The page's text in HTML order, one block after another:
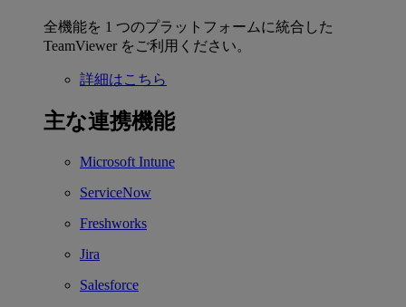
全機能を 1 つのプラットフォームに統合した
TeamViewer をご利用ください。
詳細はこちら
主な連携機能
Microsoft Intune
ServiceNow
Freshworks
Jira
Salesforce